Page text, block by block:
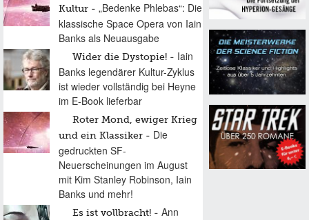
Kultur
„Bedenke Phlebas“: Die
klassische Space Opera von Iain
Banks als Neuausgabe
Wider die Dystopie!
Iain
Banks legendärer Kultur-Zyklus
ist wieder vollständig bei Heyne
im E-Book lieferbar
Roter Mond, ewiger Krieg
und ein Klassiker
Die
gedruckten SF-
Neuerscheinungen im August
mit Kim Stanley Robinson, Iain
Banks und mehr!
Es ist vollbracht!
Ann